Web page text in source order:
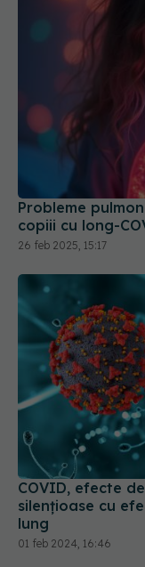
Probleme
copiii cu long-
COVID, efecte
silențioase cu
lung
01 feb 2024, 16:46